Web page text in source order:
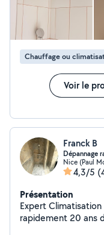
Chauffage ou
Voir le
Franck B
Dépannage
Nice (Paul
4,3/5
Présentation
Expert Climatisation & Serrurerie
rapidement 20 ans d'expérience « Je suis le